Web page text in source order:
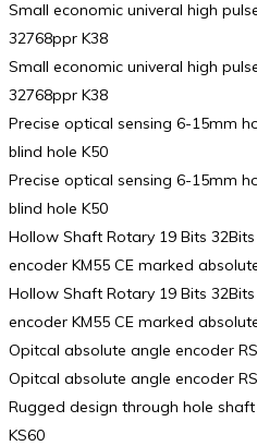
Small economic univeral high
32768ppr K38
Small economic univeral high
32768ppr K38
Precise optical sensing 6-15mm
blind hole K50
Precise optical sensing 6-15mm
blind hole K50
Hollow Shaft Rotary 19 Bits
encoder KM55 CE marked
Hollow Shaft Rotary 19 Bits
encoder KM55 CE marked
Opitcal absolute angle encoder
Opitcal absolute angle encoder
Rugged design through hole
KS60